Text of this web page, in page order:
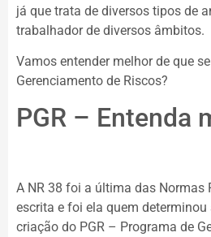
já que trata de diversos tipos de
trabalhador de diversos âmbitos.
Vamos entender melhor de que
Gerenciamento de Riscos?
PGR – Entenda
A NR 38 foi a última das Normas
escrita e foi ela quem
criação do PGR – Programa de